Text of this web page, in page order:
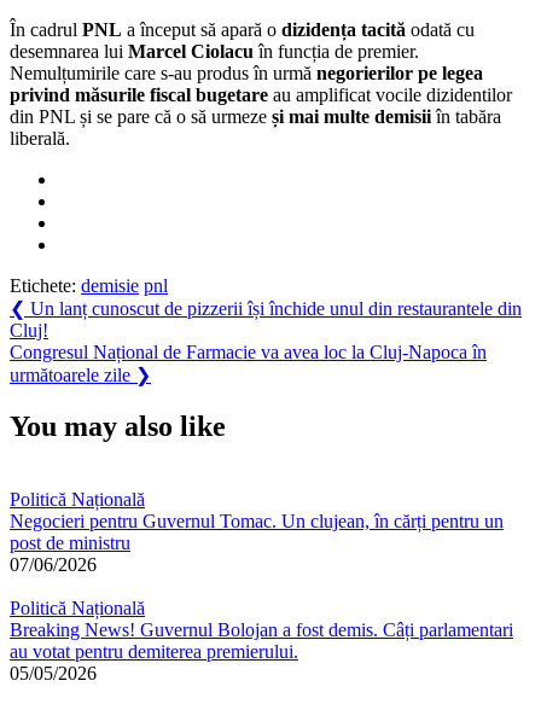
În cadrul PNL a început să apară o dizidența tacită odată cu
desemnarea lui Marcel Ciolacu în funcția de premier.
Nemulțumirile care s-au produs în urmă negorierilor pe legea
privind măsurile fiscal bugetare au amplificat vocile dizidentilor
din PNL și se pare că o să urmeze și mai multe demisiiîn tabăra
liberală.
Etichete: demisie pnl
Navigare
în
articole
❮ Previous
Post:
Un lanț cunoscut de pizzerii își închide unul din restaurantele din
Cluj!
Next
Post:
Congresul Național de Farmacie va avea loc la Cluj-Napoca în
următoarele zile ❯
You may also like
Politică Națională
Negocieri pentru Guvernul Tomac. Un clujean, în cărți pentru un
post de ministru
07/06/2026
Politică Națională
Breaking News! Guvernul Bolojan a fost demis. Câți parlamentari
au votat pentru demiterea premierului.
05/05/2026